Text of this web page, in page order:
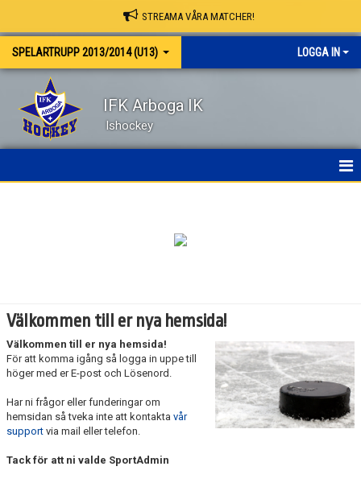
STREAMA VÅRA MATCHER!
SPELARTRUPP 2013/2014 (U13) LOGGA IN
IFK Arboga IK
Ishockey
BILDGALLERI
DOKUMENT
KONTAKT
Välkommen till er nya hemsida!
Välkommen till er nya hemsida!
För att komma igång så logga in uppe till
höger med er E-post och Lösenord.
Har ni frågor eller funderingar om
hemsidan så tveka inte att kontakta vår
support via mail eller telefon.
Tack för att ni valde SportAdmin